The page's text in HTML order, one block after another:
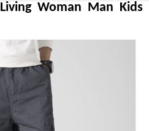
Kids
Man
Woman
Living